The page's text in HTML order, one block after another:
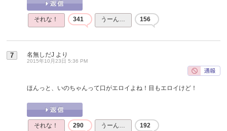
それな！ 341 うーん… 156
7 名無しだJ より
2015年10月23日 5:36 PM
ほんっと、いのちゃんって口がエロイよね！目もエロイけど！
それな！ 290 うーん… 192